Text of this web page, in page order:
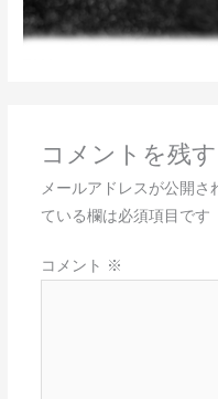
コメントを残す
メールアドレスが公開さ
ている欄は必須項目です
コメント ※